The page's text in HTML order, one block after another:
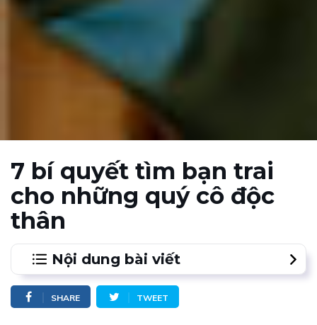
7 bí quyết tìm bạn trai
cho những quý cô độc
thân
Nội dung bài viết
Những điều bạn cần chú ý khi tìm bạn trai tương lai
cho mình
SHARE TWEET